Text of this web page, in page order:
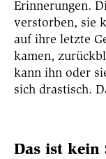
Erinnerungen.
verstorben, sie
auf ihre letzte
kamen,
kann ihn oder
sich drastisch.
Das ist kein